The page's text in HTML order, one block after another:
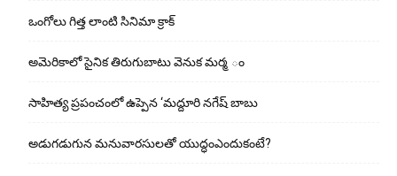
ఒంగోలు గిత్త లాంటి సినిమా క్రాక్
అమెరికాలో సైనిక తిరుగుబాటు వెనుక మర్మ ం
సాహిత్య ప్రపంచంలో ఉప్పెన ‘మద్దూరి నగేష్ బాబు
అడుగ‌డుగున మ‌నువార‌సుల‌తో యుద్ధంఎందుకంటే?